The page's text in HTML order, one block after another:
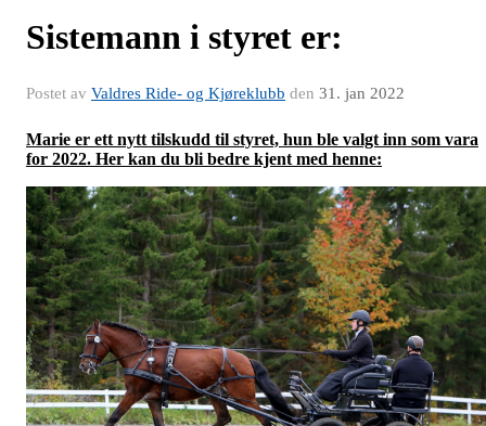
Sistemann i styret er:
Postet av Valdres Ride- og Kjøreklubb den 31. jan 2022
Marie er ett nytt tilskudd til styret, hun ble valgt inn som vara
for 2022. Her kan du bli bedre kjent med henne: